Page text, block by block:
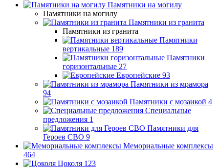
Памятники на могилу
Памятники на могилу
Памятники из гранита
Памятники из гранита
Памятники
вертикальные 189
Памятники
горизонтальные 27
Европейские 93
Памятники из мрамора
94
Памятники с мозаикой 4
Специальные
предложения 1
Памятники для
Героев СВО 9
Мемориальные комплексы
464
Цоколя 123